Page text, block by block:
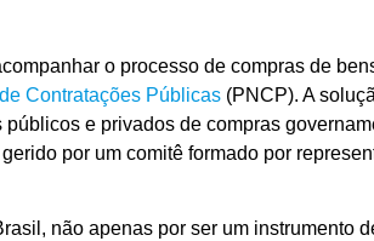
o processo de compras de
Contratações Públicas (PNCP). A
e privados de compras
por um comitê formado por
não apenas por ser um instrumento